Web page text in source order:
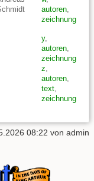
autoren,
zeichnung
y,
autoren,
zeichnung
z,
autoren,
text,
zeichnung
08:22 von admin